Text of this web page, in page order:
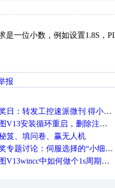
一位小数，例如设置1.8S，
报
：转发工控速派微刊 得小米手环 中奖通知
安装循环重启，删除注册表信息没有用
笈、填问卷、赢无人机
题讨论：伺服选择的“小细节大学问”奖励公告
V13wincc中如何做个1s周期循环的脚本